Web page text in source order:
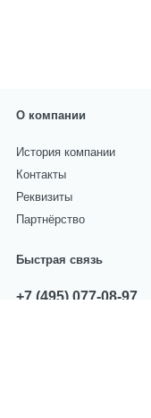
О компании
История компании
Контакты
Реквизиты
Партнёрство
Быстрая связь
+7 (495) 077-08-97